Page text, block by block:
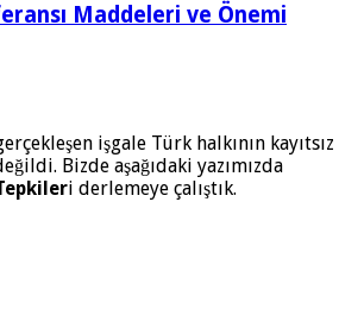
Maddeleri ve Önemi
işgale Türk halkının kayıtsız
Bizde aşağıdaki yazımızda
i derlemeye çalıştık.